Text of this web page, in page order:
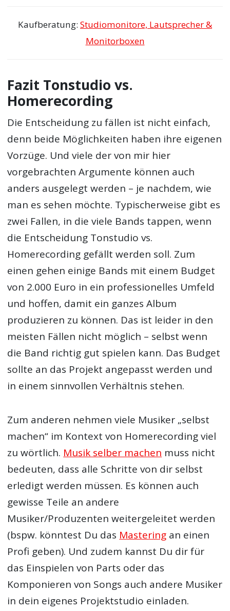
Kaufberatung: Studiomonitore, Lautsprecher &
Monitorboxen
Fazit Tonstudio vs.
Homerecording
Die Entscheidung zu fällen ist nicht einfach,
denn beide Möglichkeiten haben ihre eigenen
Vorzüge. Und viele der von mir hier
vorgebrachten Argumente können auch
anders ausgelegt werden – je nachdem, wie
man es sehen möchte. Typischerweise gibt es
zwei Fallen, in die viele Bands tappen, wenn
die Entscheidung Tonstudio vs.
Homerecording gefällt werden soll. Zum
einen gehen einige Bands mit einem Budget
von 2.000 Euro in ein professionelles Umfeld
und hoffen, damit ein ganzes Album
produzieren zu können. Das ist leider in den
meisten Fällen nicht möglich – selbst wenn
die Band richtig gut spielen kann. Das Budget
sollte an das Projekt angepasst werden und
in einem sinnvollen Verhältnis stehen.
Zum anderen nehmen viele Musiker „selbst
machen“ im Kontext von Homerecording viel
zu wörtlich. Musik selber machen muss nicht
bedeuten, dass alle Schritte von dir selbst
erledigt werden müssen. Es können auch
gewisse Teile an andere
Musiker/Produzenten weitergeleitet werden
(bspw. könntest Du das Mastering an einen
Profi geben). Und zudem kannst Du dir für
das Einspielen von Parts oder das
Komponieren von Songs auch andere Musiker
in dein eigenes Projektstudio einladen.